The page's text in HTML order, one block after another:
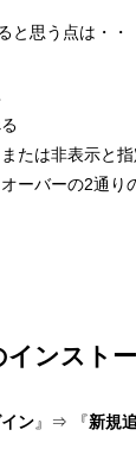
と思う点は・・
たは非表示と
ーバーの2通り
インスト
ン』⇒ 『新規